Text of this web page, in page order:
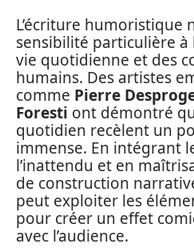
L’écriture humoristique
sensibilité particulière à
vie quotidienne et des
humains. Des artistes
comme Pierre
Foresti ont démontré
quotidien recèlent un
immense. En intégrant
l’inattendu et en
de construction
peut exploiter les
pour créer un effet
avec l’audience.